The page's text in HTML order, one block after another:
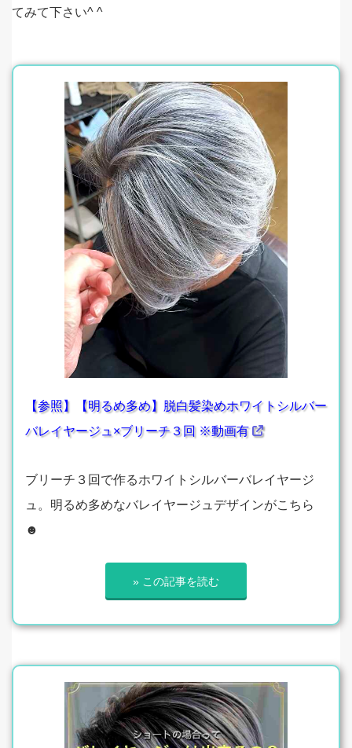
てみて下さい^ ^
【参照】【明るめ多め】脱白髪染めホワイトシルバー
バレイヤージュ×ブリーチ３回 ※動画有
ブリーチ３回で作るホワイトシルバーバレイヤージ
ュ。明るめ多めなバレイヤージュデザインがこちら
☻
» この記事を読む